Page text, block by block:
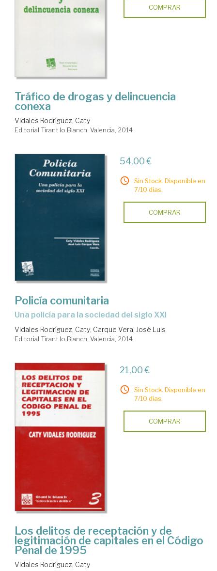
COMPRAR
Tráfico de drogas y delincuencia
conexa
Vidales Rodríguez, Caty
Editorial Tirant lo Blanch. Valencia, 2014
54,00 €
Sin Stock. Disponible en
7/10 días.
COMPRAR
Policía comunitaria
una policía para la sociedad del siglo XXI
Vidales Rodríguez, Caty; Carque Vera, José Luis
Editorial Tirant lo Blanch. Valencia, 2014
21,00 €
Sin Stock. Disponible en
7/10 días.
COMPRAR
Los delitos de receptación y de
legitimación de capitales en el Código
Penal de 1995
Vidales Rodríguez, Caty